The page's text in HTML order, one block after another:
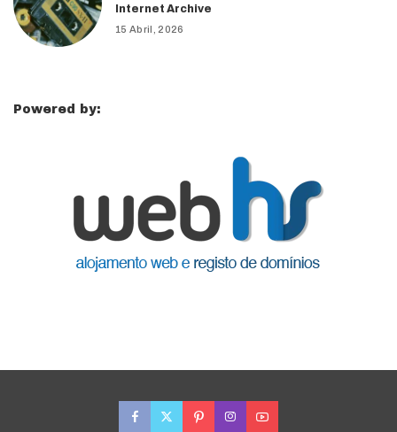
Internet Archive
15 Abril, 2026
Powered by: